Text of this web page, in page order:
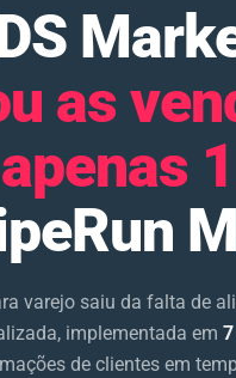
as
varejo saiu da falta de
implementada em
de clientes em